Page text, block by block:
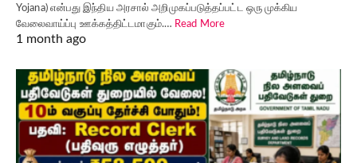
Yojana) என்பது இந்திய அரசால் அறிமுகப்படுத்தப்பட்ட ஒரு முக்கிய
வேலைவாய்ப்பு ஊக்கத்திட்டமாகும்.… Read More
1 month ago